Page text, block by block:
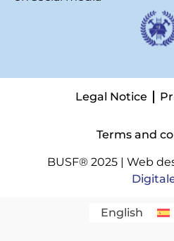
Legal Notice
Terms and
BUSF® 2025 | Web
English